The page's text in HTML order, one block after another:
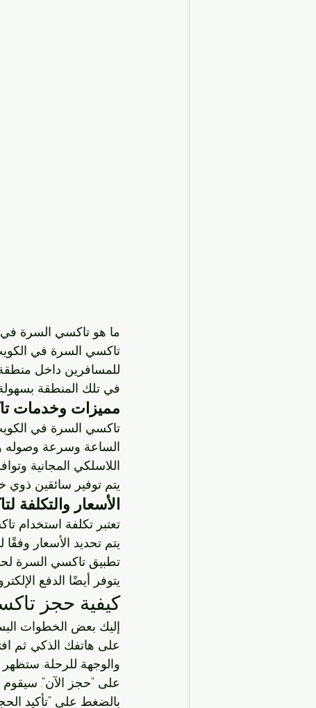
ما هو تاكسي السرة
تاكسي السرة في
للمسافرين داخل منطقة
في تلك المنطقة
مميزات وخدمات
تاكسي السرة في
الساعة وسرعة وصوله
اللاسلكي المجانية
يتم توفير سائقين ذوي
الأسعار
تعتبر تكلفة استخدام
يتم تحديد الأسعار
تطبيق تاكسي السرة
يتوفر أيضًا الدفع
كيفية حجز
إليك بعض الخطوات
على هاتفك الذكي. ثم
والوجهة للرحلة.
على "حجز الآن". سيقوم
بالضغط على "تأكيد